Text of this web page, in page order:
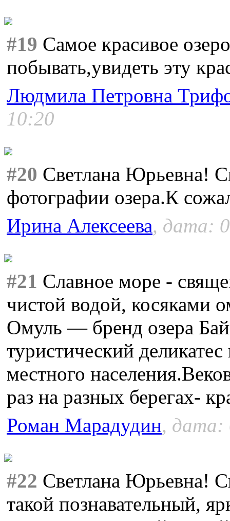
#19 Самое красивое
побывать,увидеть эту
Людмила Петровна
10:20
#20 Светлана Юрьевна!
фотографии озера.К
Ирина Алексеева, дата:
#21 Славное море -
чистой водой,
Омуль — бренд озера
туристический
местного
раз на разных берегах-
Роман Марадудин, дата:
#22 Светлана Юрьевна!
такой познавательный,